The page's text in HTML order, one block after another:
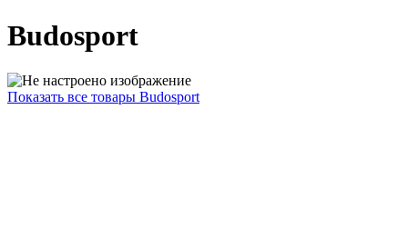
Budosport
Показать все товары Budosport